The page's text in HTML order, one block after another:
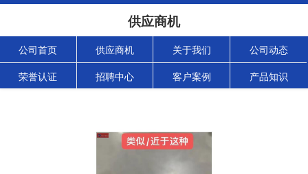
供应商机
公司首页 供应商机 关于我们 公司动态
荣誉认证 招聘中心 客户案例 产品知识